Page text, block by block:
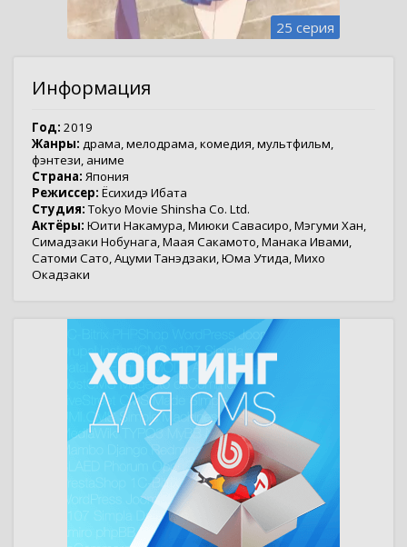
25 серия
Информация
Год: 2019
Жанры: драма,мелодрама,комедия,мультфильм,
фэнтези, аниме
Страна: Япония
Режиссер: Ёсихидэ Ибата
Студия: Tokyo Movie Shinsha Co. Ltd.
Актёры: Юити Накамура,Миюки Савасиро,Мэгуми Хан,
Симадзаки Нобунага,Маая Сакамото,Манака Ивами,
Сатоми Сато,Ацуми Танэдзаки,Юма Утида,Михо
Окадзаки